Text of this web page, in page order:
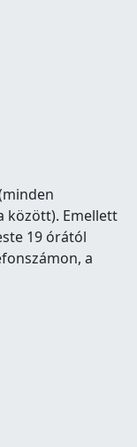
között). Emellett
19 órától
a